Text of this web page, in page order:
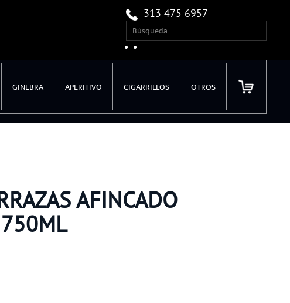
313 475 6957
GINEBRA APERITIVO CIGARRILLOS OTROS
AFINCADO